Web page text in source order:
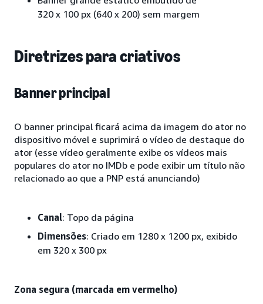
320 x 100 px (640 x 200) sem margem
Diretrizes para criativos
Banner principal
O banner principal ficará acima da imagem do ator no
dispositivo móvel e suprimirá o vídeo de destaque do
ator (esse vídeo geralmente exibe os vídeos mais
populares do ator no IMDb e pode exibir um título não
relacionado ao que a PNP está anunciando)
Canal: Topo da página
Dimensões: Criado em 1280 x 1200 px, exibido
em 320 x 300 px
Zona segura (marcada em vermelho)